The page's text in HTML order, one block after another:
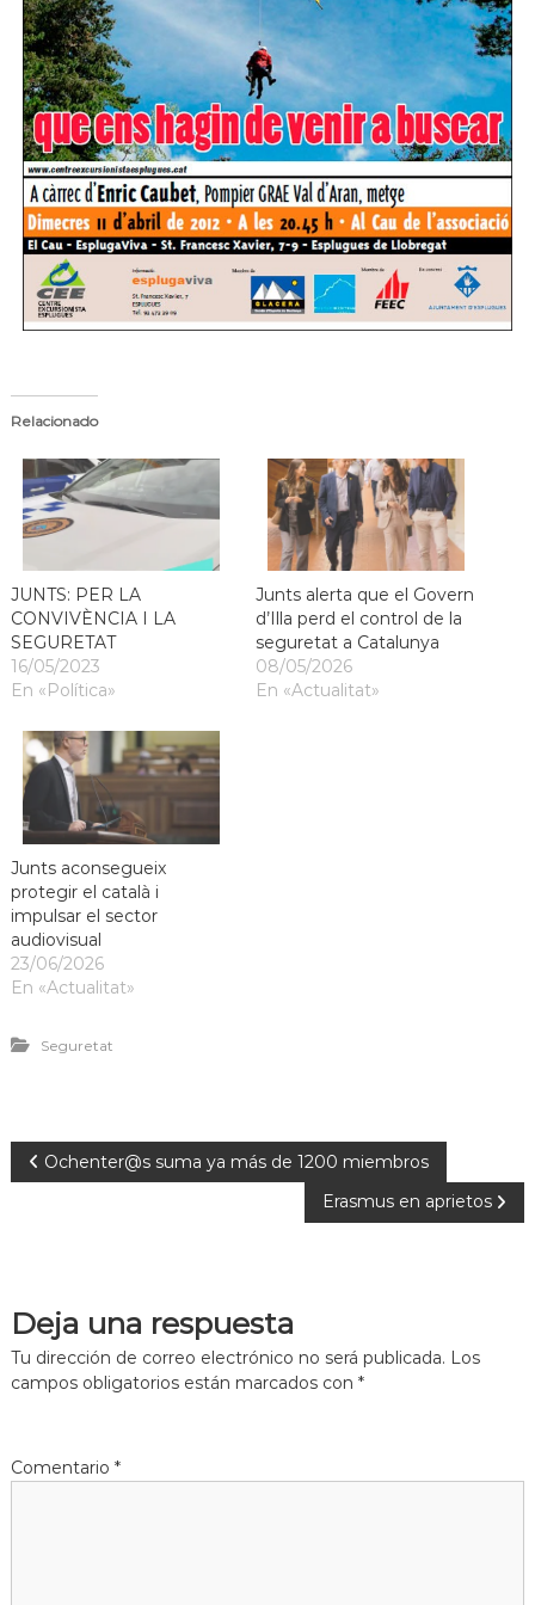
Relacionado
JUNTS: PER LA
CONVIVÈNCIA I LA
SEGURETAT
16/05/2023
En «Política»
Junts alerta que el Govern
d’Illa perd el control de la
seguretat a Catalunya
08/05/2026
En «Actualitat»
Junts aconsegueix
protegir el català i
impulsar el sector
audiovisual
23/06/2026
En «Actualitat»
Seguretat
Ochenter@s suma ya más de 1200 miembros
Erasmus en aprietos
Deja una respuesta
Tu dirección de correo electrónico no será publicada. Los
campos obligatorios están marcados con *
Comentario *